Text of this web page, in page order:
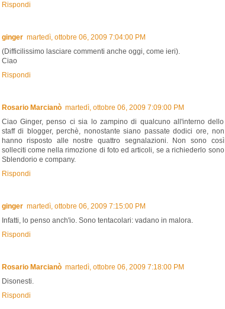
Rispondi
ginger martedì, ottobre 06, 2009 7:04:00 PM
(Difficilissimo lasciare commenti anche oggi, come ieri).
Ciao
Rispondi
Rosario Marcianò martedì, ottobre 06, 2009 7:09:00 PM
Ciao Ginger, penso ci sia lo zampino di qualcuno all'interno dello
staff di blogger, perchè, nonostante siano passate dodici ore, non
hanno risposto alle nostre quattro segnalazioni. Non sono così
solleciti come nella rimozione di foto ed articoli, se a richiederlo sono
Sblendorio e company.
Rispondi
ginger martedì, ottobre 06, 2009 7:15:00 PM
Infatti, lo penso anch'io. Sono tentacolari: vadano in malora.
Rispondi
Rosario Marcianò martedì, ottobre 06, 2009 7:18:00 PM
Disonesti.
Rispondi